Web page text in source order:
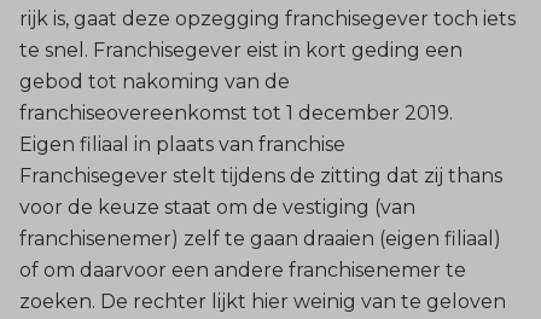
rijk is, gaat deze opzegging franchisegever toch iets
te snel. Franchisegever eist in kort geding een
gebod tot nakoming van de
franchiseovereenkomst tot 1 december 2019.
Eigen filiaal in plaats van franchise
Franchisegever stelt tijdens de zitting dat zij thans
voor de keuze staat om de vestiging (van
franchisenemer) zelf te gaan draaien (eigen filiaal)
of om daarvoor een andere franchisenemer te
zoeken. De rechter lijkt hier weinig van te geloven